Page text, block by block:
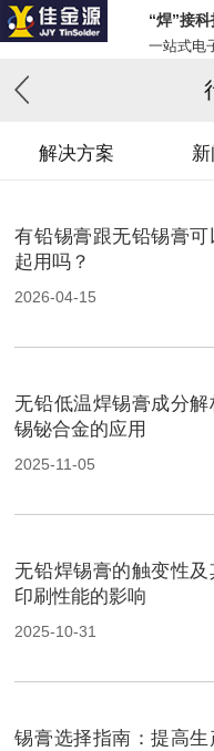
“焊”接
一站式电
解决方案
有铅锡膏跟无铅锡膏可
起用吗？
2026-04-15
无铅低温焊锡膏成分解
锡铋合金的应用
2025-11-05
无铅焊锡膏的触变性及
印刷性能的影响
2025-10-31
锡膏选择指南：提高生